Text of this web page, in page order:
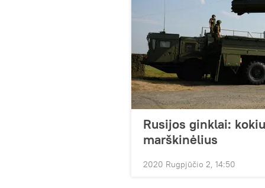
Rusijos ginklai:
marškinėlius
2020 Rugpjūčio 2, 14:50